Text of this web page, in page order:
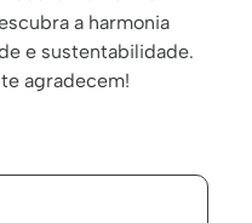
a harmonia
e sustentabilidade.
agradecem!